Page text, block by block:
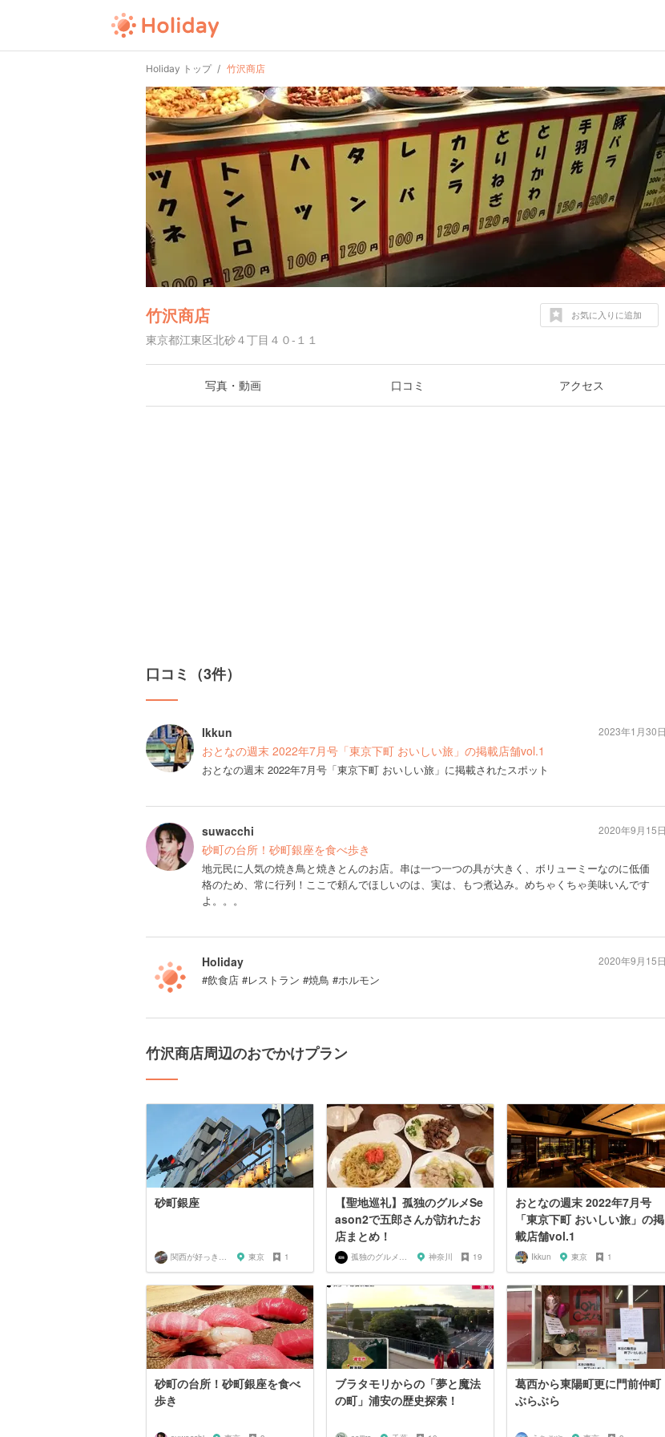
Holiday トップ 竹沢商店
竹沢商店
東京都江東区北砂４丁目４０-１１
お気に入りに追加
写真・動画 口コミ アクセス
口コミ（3件）
Ikkun
おとなの週末 2022年7月号「東京下町 おいしい旅」の掲載店舗vol.1
おとなの週末 2022年7月号「東京下町 おいしい旅」に掲載されたスポット
2023年1月30日
suwacchi
砂町の台所！砂町銀座を食べ歩き
地元民に人気の焼き鳥と焼きとんのお店。串は一つ一つの具が大きく、ボリューミーなのに低価
格のため、常に行列！ここで頼んでほしいのは、実は、もつ煮込み。めちゃくちゃ美味いんです
よ。。。
2020年9月15日
Holiday
#飲食店 #レストラン #焼鳥 #ホルモン
2020年9月15日
竹沢商店周辺のおでかけプラン
砂町銀座
関西が好っきゃねん 東京 1
【聖地巡礼】孤独のグルメSe
ason2で五郎さんが訪れたお
店まとめ！
孤独のグルメ大好き芸人 神奈川 19
おとなの週末 2022年7月号
「東京下町 おいしい旅」の掲
載店舗vol.1
Ikkun 東京 1
砂町の台所！砂町銀座を食べ
歩き
ブラタモリからの「夢と魔法
の町」浦安の歴史探索！
葛西から東陽町更に門前仲町
ぶらぶら